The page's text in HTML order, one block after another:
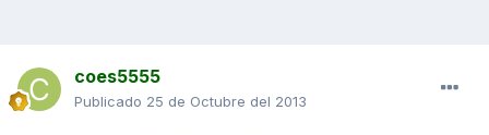
coes5555
Publicado 25 de Octubre del 2013